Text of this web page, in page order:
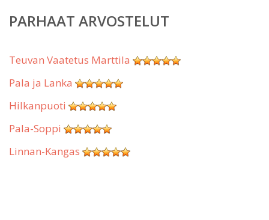
PARHAAT ARVOSTELUT
Teuvan Vaatetus Marttila
Pala ja Lanka
Hilkanpuoti
Pala-Soppi
Linnan-Kangas